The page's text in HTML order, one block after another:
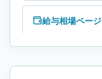
給与相場ページ